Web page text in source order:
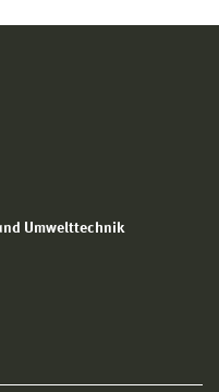
Umwelttechnik